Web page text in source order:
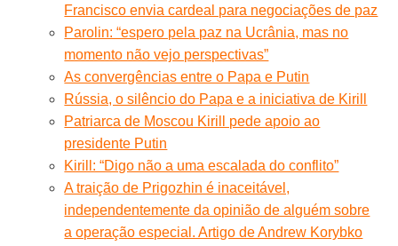
Francisco envia cardeal para negociações de paz
Parolin: “espero pela paz na Ucrânia, mas no
momento não vejo perspectivas”
As convergências entre o Papa e Putin
Rússia, o silêncio do Papa e a iniciativa de Kirill
Patriarca de Moscou Kirill pede apoio ao
presidente Putin
Kirill: “Digo não a uma escalada do conflito”
A traição de Prigozhin é inaceitável,
independentemente da opinião de alguém sobre
a operação especial. Artigo de Andrew Korybko